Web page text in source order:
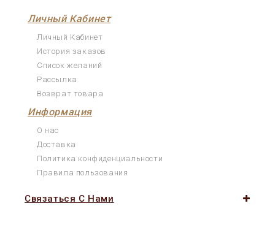
Личный Кабинет
Личный Кабинет
История заказов
Список желаний
Рассылка
Возврат товара
Информация
О нас
Доставка
Политика конфиденциальности
Правила пользования
Связаться С Нами